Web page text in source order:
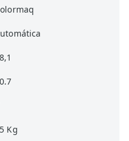
Kg